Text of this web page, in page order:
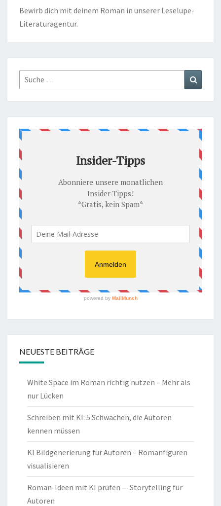
Bewirb dich mit deinem Roman in unserer Leselupe-
Literaturagentur.
Suche
nach:
NEUESTE BEITRÄGE
White Space im Roman richtig nutzen – Mehr als
nur Lücken
Schreiben mit KI: 5 Schwächen, die Autoren
kennen müssen
KI Bildgenerierung für Autoren – Romanfiguren
visualisieren
Roman-Ideen mit KI prüfen — Storytelling für
Autoren